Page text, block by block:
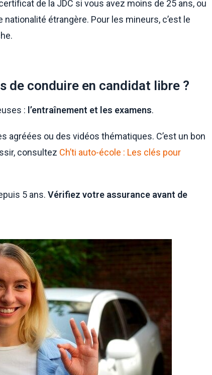
de la JDC si vous avez moins de 25 ans, ou
étrangère. Pour les mineurs, c’est le
de conduire en candidat libre ?
: l’entraînement et les examens.
agréées ou des vidéos thématiques. C’est un bon
consultez Ch’ti auto-école : Les clés pour
5 ans.Vérifiez votre assurance avant de